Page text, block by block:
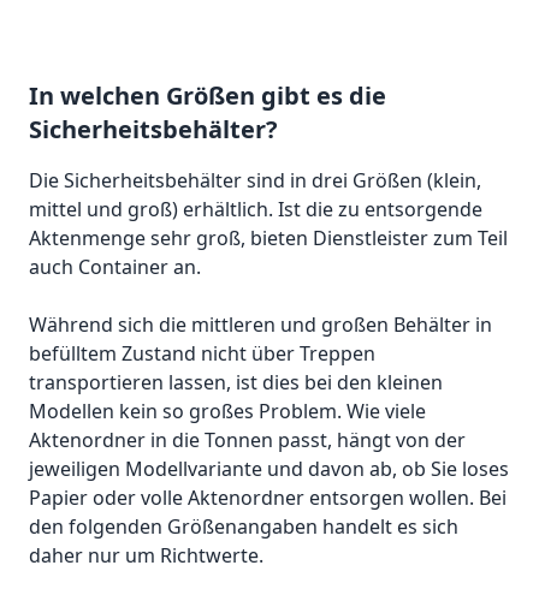
In welchen Größen gibt es die
Sicherheitsbehälter?
Die Sicherheitsbehälter sind in drei Größen (klein,
mittel und groß) erhältlich. Ist die zu entsorgende
Aktenmenge sehr groß, bieten Dienstleister zum Teil
auch Container an.
Während sich die mittleren und großen Behälter in
befülltem Zustand nicht über Treppen
transportieren lassen, ist dies bei den kleinen
Modellen kein so großes Problem. Wie viele
Aktenordner in die Tonnen passt, hängt von der
jeweiligen Modellvariante und davon ab, ob Sie loses
Papier oder volle Aktenordner entsorgen wollen. Bei
den folgenden Größenangaben handelt es sich
daher nur um Richtwerte.